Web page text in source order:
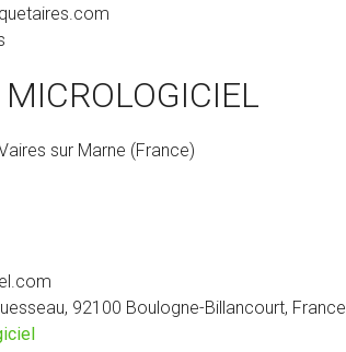
sur Marne (France)
92100 Boulogne-Billancourt, France